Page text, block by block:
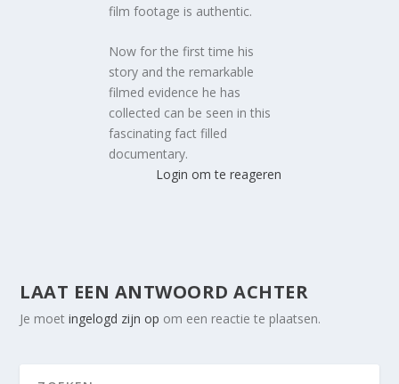
film footage is authentic.
Now for the first time his
story and the remarkable
filmed evidence he has
collected can be seen in this
fascinating fact filled
documentary.
Login om te reageren
LAAT EEN ANTWOORD ACHTER
Je moetingelogd zijn op om een reactie te plaatsen.